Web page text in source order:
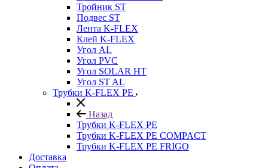
Тройник ST
Подвес ST
Лента K-FLEX
Клей K-FLEX
Угол AL
Угол PVC
Угол SOLAR HT
Угол ST AL
Трубки K-FLEX PE
Назад
Трубки K-FLEX PE
Трубки K-FLEX PE COMPACT
Трубки K-FLEX PE FRIGO
Доставка